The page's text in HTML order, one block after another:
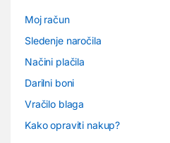
Moj račun
Sledenje naročila
Načini plačila
Darilni boni
Vračilo blaga
Kako opraviti nakup?